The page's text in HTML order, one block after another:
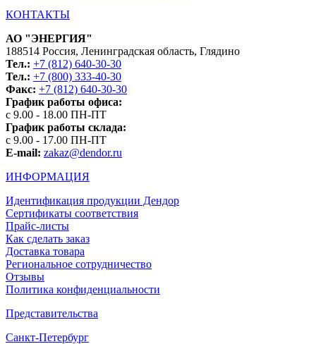
КОНТАКТЫ
АО "ЭНЕРГИЯ"
188514 Россия, Ленинградская область, Глядино
Тел.: +7 (812) 640-30-30
Тел.: +7 (800) 333-40-30
Факс: +7 (812) 640-30-30
График работы офиса:
с 9.00 - 18.00 ПН-ПТ
График работы склада:
с 9.00 - 17.00 ПН-ПТ
E-mail: zakaz@dendor.ru
ИНФОРМАЦИЯ
Идентификация продукции Дендор
Сертификаты соответствия
Прайс-листы
Как сделать заказ
Доставка товара
Региональное сотрудничество
Отзывы
Политика конфиденциальности
Представительства
Санкт-Петербург